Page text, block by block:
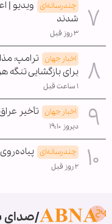
چندرسانه‌ای ویدیو |
شدند
۳ روز قبل
اخبار جهان ترامپ:
برای بازگشایی
۱ ساعت قبل
اخبار جهان تأخیر
دیروز ۱۹:۱۰
چندرسانه‌ای
۲ روز قبل
صدای